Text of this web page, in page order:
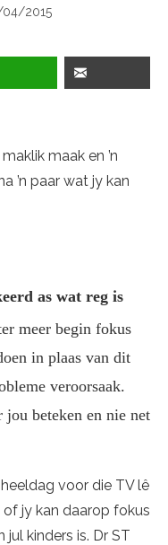
04/2015
maak en ’n
’n paar wat jy kan
as wat reg is
meer begin fokus
in plaas van dit
veroorsaak.
beteken en nie net
voor die TV lê
jy kan daarop fokus
kinders is. Dr ST